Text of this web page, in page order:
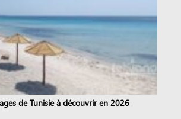
de Tunisie à découvrir en 2026